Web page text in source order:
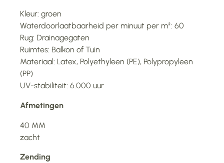
Kleur: groen
Waterdoorlaatbaarheid per minuut per m²: 60
Rug: Drainagegaten
Ruimtes: Balkon of Tuin
Materiaal: Latex, Polyethyleen (PE), Polypropyleen
(PP)
UV-stabiliteit: 6.000 uur
Afmetingen
40 MM
zacht
Zending